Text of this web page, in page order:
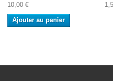
10,00 €
Ajouter au panier